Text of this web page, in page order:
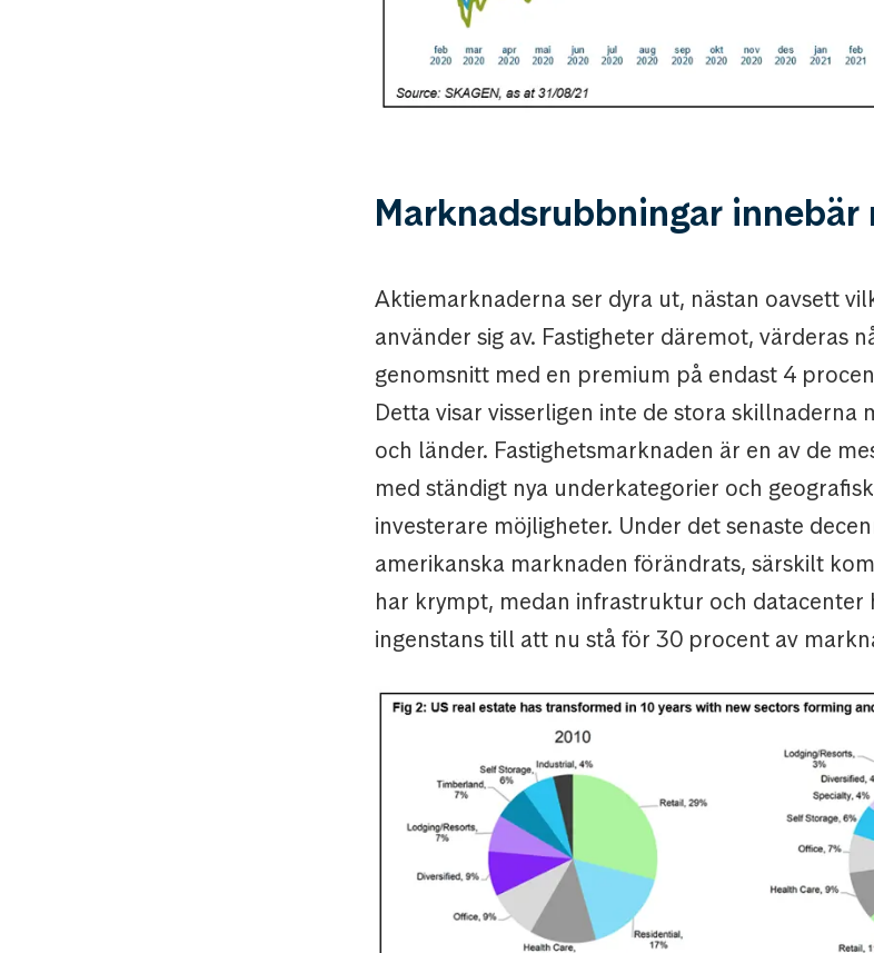
Marknadsrubbningar
Aktiemarknaderna ser dyra ut, nästan oavsett
använder sig av. Fastigheter däremot, värderas
genomsnitt med en premium på endast 4
Detta visar visserligen inte de stora skillnaderna
och länder. Fastighetsmarknaden är en av de
med ständigt nya underkategorier och
investerare möjligheter. Under det senaste
amerikanska marknaden förändrats, särskilt
har krympt, medan infrastruktur och datacenter
ingenstans till att nu stå för 30 procent av